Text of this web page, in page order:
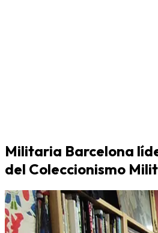
Militaria Barcelona
del Coleccionismo